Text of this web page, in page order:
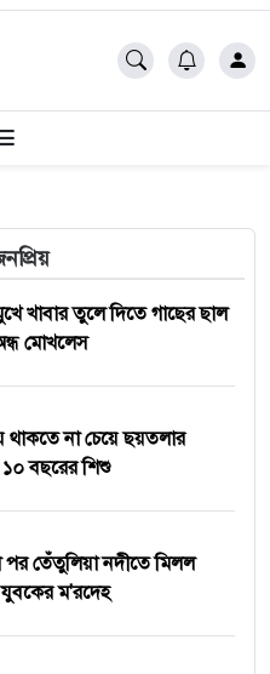
খাবার তুলে দিতে গাছের ছাল
মোখলেস
থাকতে না চেয়ে ছয়তলার
১০ বছরের শিশু
পর তেঁতুলিয়া নদীতে মিলল
ম'রদেহ